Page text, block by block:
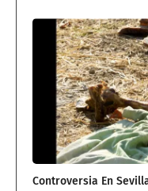
Controversia En